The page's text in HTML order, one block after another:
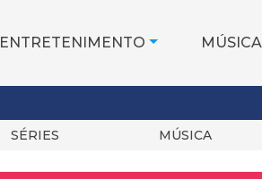
ENTRETENIMENTO MÚSICA
SÉRIES MÚSICA